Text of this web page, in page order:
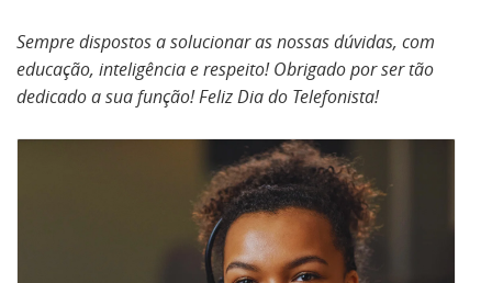
Sempre dispostos a solucionar as nossas dúvidas, com
educação, inteligência e respeito! Obrigado por ser tão
dedicado a sua função! Feliz Dia do Telefonista!